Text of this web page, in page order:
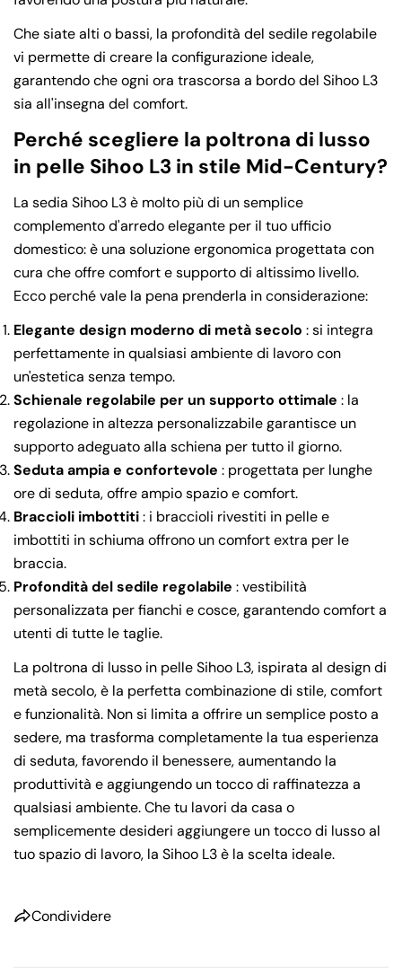
Che siate alti o bassi, la profondità del sedile regolabile
vi permette di creare la configurazione ideale,
garantendo che ogni ora trascorsa a bordo del Sihoo L3
sia all'insegna del comfort.
Perché scegliere la poltrona di lusso
in pelle Sihoo L3 in stile Mid-Century?
La sedia Sihoo L3 è molto più di un semplice
complemento d'arredo elegante per il tuo ufficio
domestico: è una soluzione ergonomica progettata con
cura che offre comfort e supporto di altissimo livello.
Ecco perché vale la pena prenderla in considerazione:
Elegante design moderno di metà secolo : si integra
perfettamente in qualsiasi ambiente di lavoro con
un'estetica senza tempo.
Schienale regolabile per un supporto ottimale : la
regolazione in altezza personalizzabile garantisce un
supporto adeguato alla schiena per tutto il giorno.
Seduta ampia e confortevole : progettata per lunghe
ore di seduta, offre ampio spazio e comfort.
Braccioli imbottiti: i braccioli rivestiti in pelle e
imbottiti in schiuma offrono un comfort extra per le
braccia.
Profondità del sedile regolabile : vestibilità
personalizzata per fianchi e cosce, garantendo comfort a
utenti di tutte le taglie.
La poltrona di lusso in pelle Sihoo L3, ispirata al design di
metà secolo, è la perfetta combinazione di stile, comfort
e funzionalità. Non si limita a offrire un semplice posto a
sedere, ma trasforma completamente la tua esperienza
di seduta, favorendo il benessere, aumentando la
produttività e aggiungendo un tocco di raffinatezza a
qualsiasi ambiente. Che tu lavori da casa o
semplicemente desideri aggiungere un tocco di lusso al
tuo spazio di lavoro, la Sihoo L3 è la scelta ideale.
Condividere
copia